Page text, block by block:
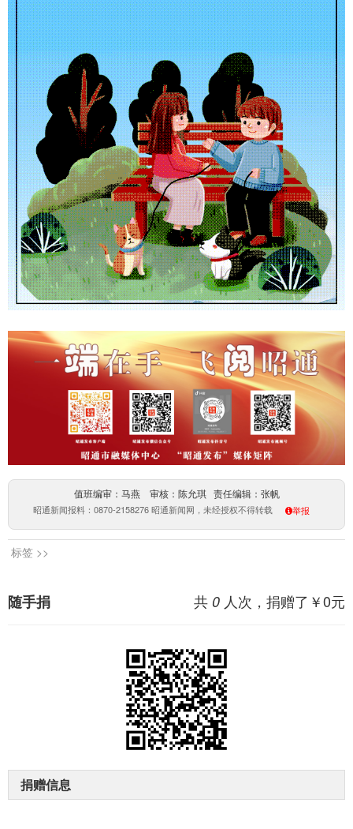
值班编审：马燕 审核：陈允琪 责任编辑：张帆
昭通新闻报料：0870-2158276 昭通新闻网，未经授权不得转载 举报
标签 >>
共 0 人次，捐赠了￥0元
随手捐
捐赠信息